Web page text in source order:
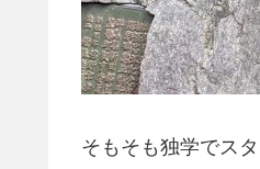
そもそも独学でス